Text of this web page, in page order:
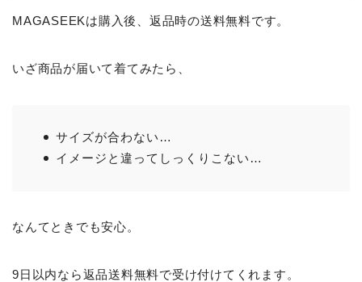
MAGASEEKは購入後、返品時の送料無料です。
いざ商品が届いて着てみたら、
サイズが合わない…
イメージと違ってしっくりこない…
なんてときでも安心。
9日以内なら返品送料無料で受け付けてくれます。